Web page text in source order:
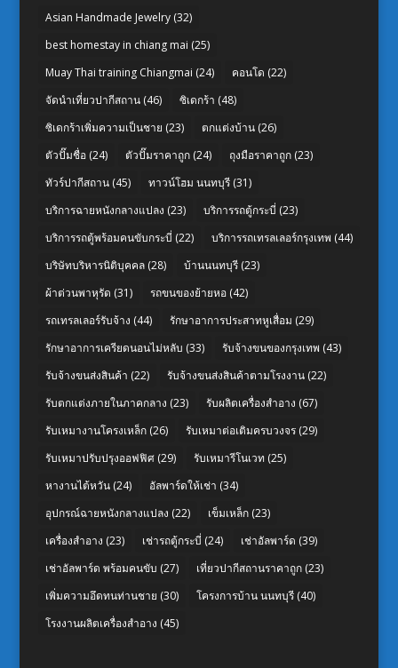
Asian Handmade Jewelry(32)
best homestay in chiang mai (25)
Muay Thai training Chiangmai (24) คอนโด (22)
จัดนำเที่ยวปากีสถาน(46) ซิเดกร้า (48)
ซิเดกร้าเพิ่มความเป็นชาย (23) ตกแต่งบ้าน(26)
ตัวปั๊มชื่อ(24) ตัวปั๊มราคาถูก(24) ถุงมือราคาถูก(23)
ทัวร์ปากีสถาน(45) ทาวน์โฮม นนทบุรี(31)
บริการฉายหนังกลางแปลง (23) บริการรถตู้กระบี่ (23)
บริการรถตู้พร้อมคนขับกระบี่ (22) บริการรถเทรลเลอร์กรุงเทพ (44)
บริษัทบริหารนิติบุคคล(28) บ้านนนทบุรี(23)
ผ้าต่วนพาหุรัด (31) รถขนของย้ายหอ(42)
รถเทรลเลอร์รับจ้าง (44) รักษาอาการประสาทหูเสื่อม (29)
รักษาอาการเครียดนอนไม่หลับ (33) รับจ้างขนของกรุงเทพ (43)
รับจ้างขนส่งสินค้า (22) รับจ้างขนส่งสินค้าตามโรงงาน(22)
รับตกแต่งภายในภาคกลาง (23) รับผลิตเครื่องสำอาง (67)
รับเหมางานโครงเหล็ก(26) รับเหมาต่อเติมครบวงจร(29)
รับเหมาปรับปรุงออฟฟิศ(29) รับเหมารีโนเวท (25)
หางานไต้หวัน(24) อัลพาร์ดให้เช่า (34)
อุปกรณ์ฉายหนังกลางแปลง (22) เข็มเหล็ก(23)
เครื่องสำอาง (23) เช่ารถตู้กระบี่ (24) เช่าอัลพาร์ด (39)
เช่าอัลพาร์ด พร้อมคนขับ (27) เที่ยวปากีสถานราคาถูก(23)
เพิ่มความอึดทนท่านชาย (30) โครงการบ้าน นนทบุรี(40)
โรงงานผลิตเครื่องสำอาง (45)